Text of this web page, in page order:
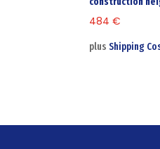
484€
plusShipping